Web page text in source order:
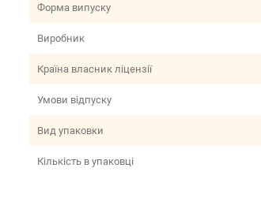
Форма випуску
Виробник
Країна власник ліцензії
Умови відпуску
Вид упаковки
Кількість в упаковці